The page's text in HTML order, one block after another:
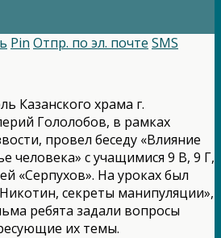
Pin Отпр. по эл. почте SMS
Казанского храма г.
Гололобов, в рамках
провел беседу «Влияние
человека» с учащимися 9 В, 9 Г,
«Серпухов». На уроках был
секреты манипуляции»,
ребята задали вопросы
их темы.